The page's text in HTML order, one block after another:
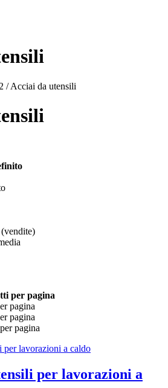
2 / Acciai da utensili
per pagina
pagina
pagina
pagina
per lavorazioni a